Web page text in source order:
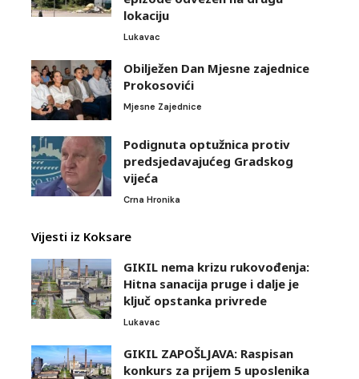
lokaciju
Lukavac
Obilježen Dan Mjesne zajednice
Prokosovići
Mjesne Zajednice
Podignuta optužnica protiv
predsjedavajućeg Gradskog
vijeća
Crna Hronika
Vijesti iz Koksare
GIKIL nema krizu rukovođenja:
Hitna sanacija pruge i dalje je
ključ opstanka privrede
Lukavac
GIKIL ZAPOŠLJAVA: Raspisan
konkurs za prijem 5 uposlenika